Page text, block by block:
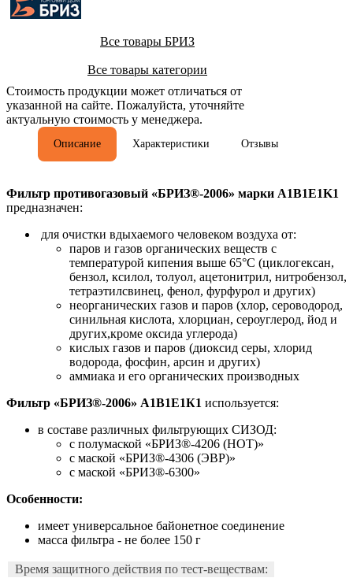
Все товары БРИЗ
Все товары категории
Стоимость продукции может отличаться от
указанной на сайте. Пожалуйста, уточняйте
актуальную стоимость у менеджера.
Описание Характеристики Отзывы
Фильтр противогазовый «БРИЗ®-2006» марки A1B1E1K1
предназначен:
для очистки вдыхаемого человеком воздуха от:
паров и газов органических веществ с
температурой кипения выше 65°С (циклогексан,
бензол, ксилол, толуол, ацетонитрил, нитробензол,
тетраэтилсвинец, фенол, фурфурол и других)
неорганических газов и паров (хлор, сероводород,
синильная кислота, хлорциан, сероуглерод, йод и
других,кроме оксида углерода)
кислых газов и паров (диоксид серы, хлорид
водорода, фосфин, арсин и других)
аммиака и его органических производных
Фильтр «БРИЗ®-2006» А1В1Е1К1 используется:
в составе различных фильтрующих СИЗОД:
с полумаской «БРИЗ®-4206 (НОТ)»
с маской «БРИЗ®-4306 (ЭВР)»
с маской «БРИЗ®-6300»
Особенности:
имеет универсальное байонетное соединение
масса фильтра - не более 150 г
Время защитного действия по тест-веществам: